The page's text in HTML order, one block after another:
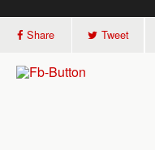
Share Tweet